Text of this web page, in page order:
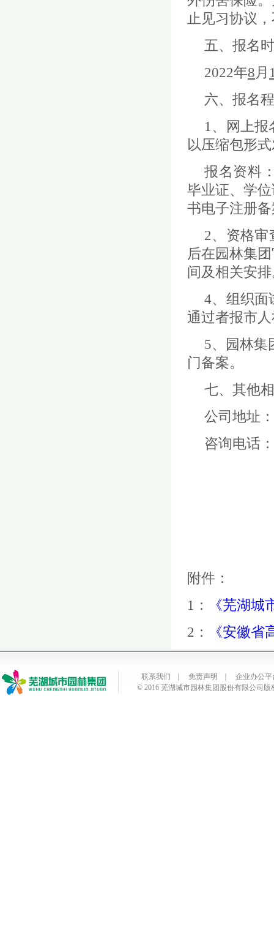
止见习协议
五、报名
2022年8月
六、报名
1、网上
以压缩包形
报名资料
毕业证、学
书电子注册
2、资格审
后在园林集
间及相关安
4、组织面
通过者报市
5、园林集
门备案。
七、其他
公司地址
咨询电话：
附件：
1：
《芜湖
2：
《安徽
联系我们 免责声明
企业办公平
© 2016 芜湖城市园林集团股份有限公司版